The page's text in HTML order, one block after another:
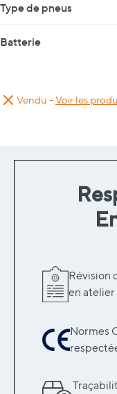
Type de pneus
Batterie
Vendu -Voir les
Révision
en atelier
Normes